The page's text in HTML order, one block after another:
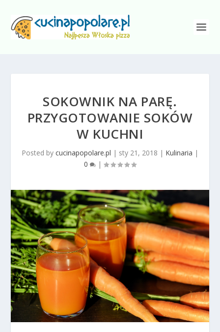
SOKOWNIK NA PARĘ.
PRZYGOTOWANIE SOKÓW
W KUCHNI
Posted by cucinapopolare.pl | sty 21, 2018 | Kulinaria |
0
|